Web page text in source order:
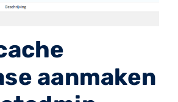
aanmaken